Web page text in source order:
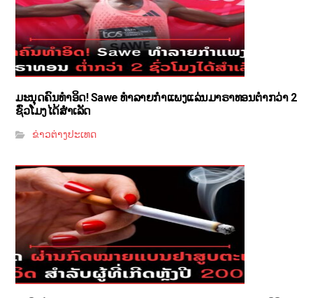
ມະນຸດຄົນທຳອິດ! Sawe ທຳລາຍກຳແພງແລ່ນມາຣາທອນຕ່ຳກວ່າ 2
ຊົ່ວໂມງໄດ້ສຳເລັດ
ຂ່າວຕ່າງປະເທດ